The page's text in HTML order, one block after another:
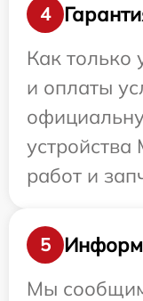
4
Как только
и оплаты
устройства
работ и
5
Мы